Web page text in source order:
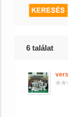
6 találat